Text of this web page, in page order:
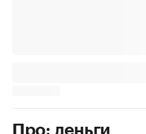
Про: деньги